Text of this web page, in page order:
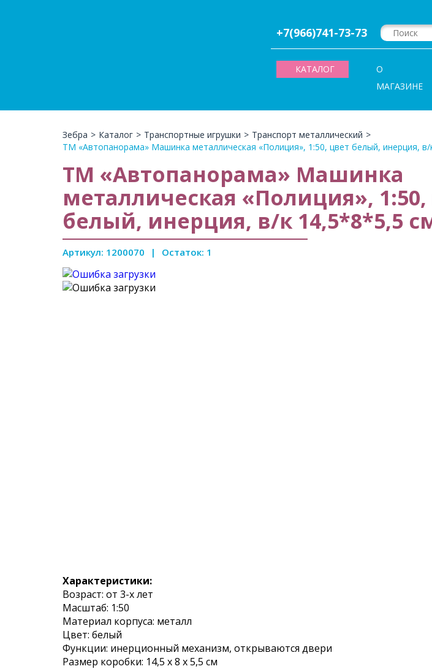
+7(966)741-73-73
КАТАЛОГ
О
МАГАЗИНЕ
Зебра > Каталог > Транспортные игрушки > Транспорт металлический >
ТМ «Автопанорама» Машинка металлическая «Полиция», 1:50, цвет белый, инерция,
ТМ «Автопанорама» Машинка
металлическая «Полиция», 1:50,
белый, инерция, в/к 14,5*8*5,5
Артикул: 1200070 | Остаток: 1
Характеристики:
Возраст: от 3-х лет
Масштаб: 1:50
Материал корпуса: металл
Цвет: белый
Функции: инерционный механизм, открываются двери
Размер коробки: 14,5 х 8 х 5,5 см